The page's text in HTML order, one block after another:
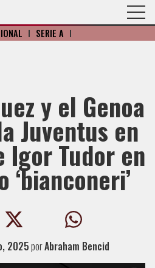
I SERIE A I
y el Genoa
Juventus en
Igor Tudor en
2025porAbraham Bencid